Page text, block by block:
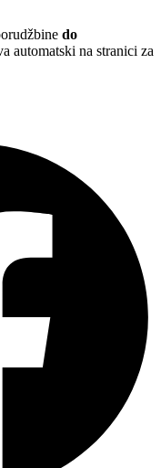
do
automatski na stranici za